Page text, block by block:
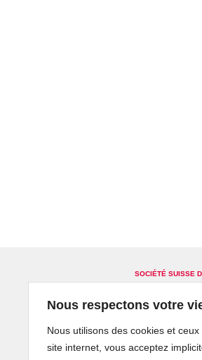
Nous respectons votre
Nous utilisons des cookies et
site internet, vous acceptez
SOCIÉTÉ SUISSE
Glossaire